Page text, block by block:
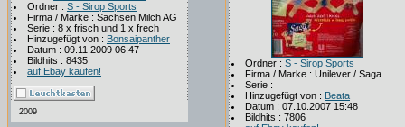
Ordner : S - Sirop Sports
Firma / Marke : Sachsen Milch AG
Serie : 8 x frisch und 1 x frech
Hinzugefügt von : Bonsaipanther
Datum : 09.11.2009 06:47
Bildhits : 8435
auf Ebay kaufen!
2009
Ordner : S - Sirop Sports
Firma / Marke : Unilever / Saga
Serie :
Hinzugefügt von : Beata
Datum : 07.10.2007 15:48
Bildhits : 7806